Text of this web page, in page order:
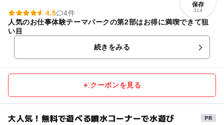
保存
314
4.5
4件
人気のお仕事体験テーマパークの第2部はお得に満喫できて狙
い目
続きをみる
クーポンを見る
大人気！無料で遊べる噴水コーナーで水遊び